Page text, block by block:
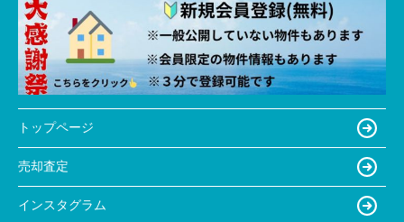
トップページ
売却査定
インスタグラム